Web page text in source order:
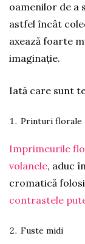
oamenilor de a
astfel încât
axează foarte
imaginație.
Iată care sunt
Printuri florale
Imprimeurile
volanele, aduc
cromatică
contrastele
Fuste midi